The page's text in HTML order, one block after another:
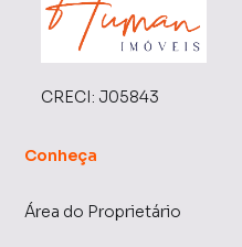
CRECI: J05843
Conheça
Área do Proprietário